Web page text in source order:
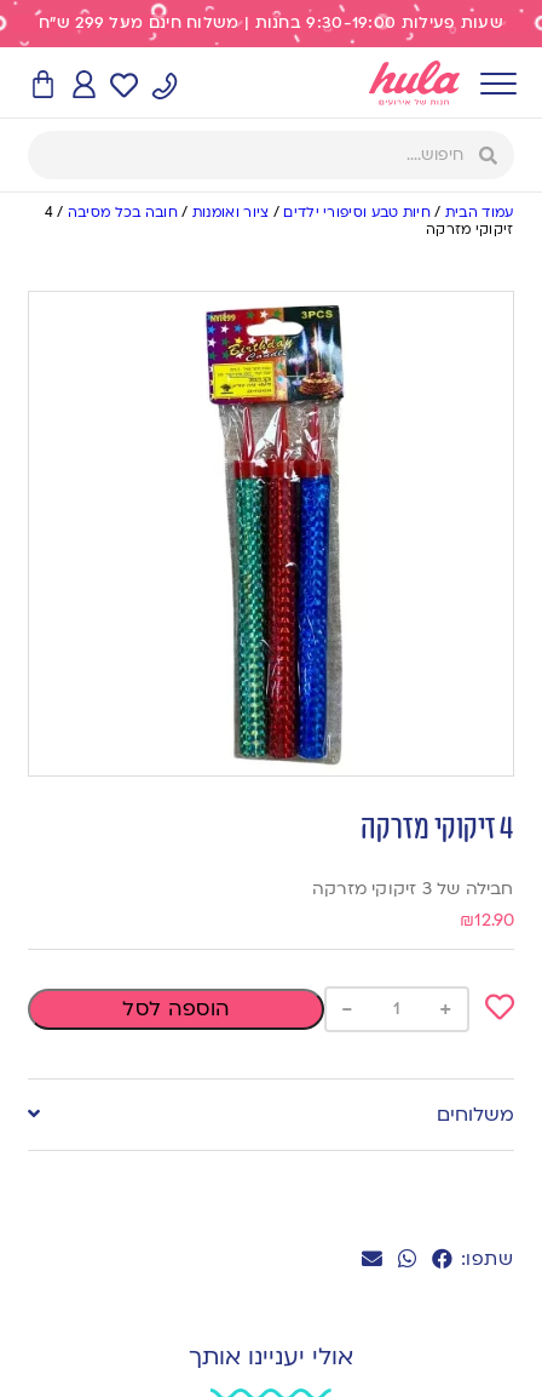
שעות פעילות 9:30-19:00 בחנות | משלוח חינם מעל 299 ש"ח
עמוד הבית /חיות טבע וסיפורי ילדים / ציור ואומנות /חובה בכל מסיבה /
4
זיקוקי מזרקה
שתפו:
4 זיקוקי מזרקה
חבילה של 3 זיקוקי מזרקה
₪12.90
to
wishlist
+
- הוספה לסל
משלוחים
אולי יעניינו אותך